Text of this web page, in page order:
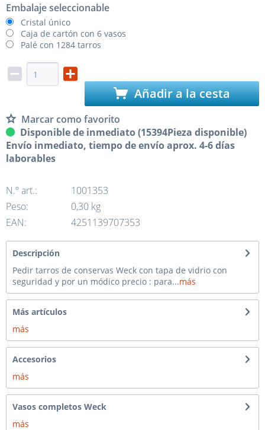
Embalaje seleccionable
Cristal único
Caja de cartón con 6 vasos
Palé con 1284 tarros
Añadir a la cesta
Marcar como favorito
Disponible de inmediato (15394Pieza disponible)
Envío inmediato, tiempo de envío aprox. 4-6 días
laborables
N.º art.:
1001353
Peso:
0,30 kg
EAN:
4251139707353
Descripción
Pedir tarros de conservas Weck con tapa de vidrio con
seguridad y por un módico precio : para...más
Más artículos
más
Accesorios
más
Vasos completos Weck
más